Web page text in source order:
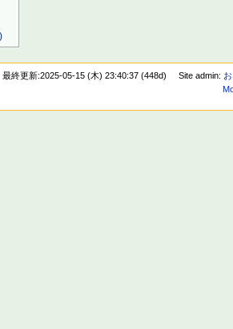
最終更新:2025-05-15 (木) 23:40:37 (448d) Site admin: